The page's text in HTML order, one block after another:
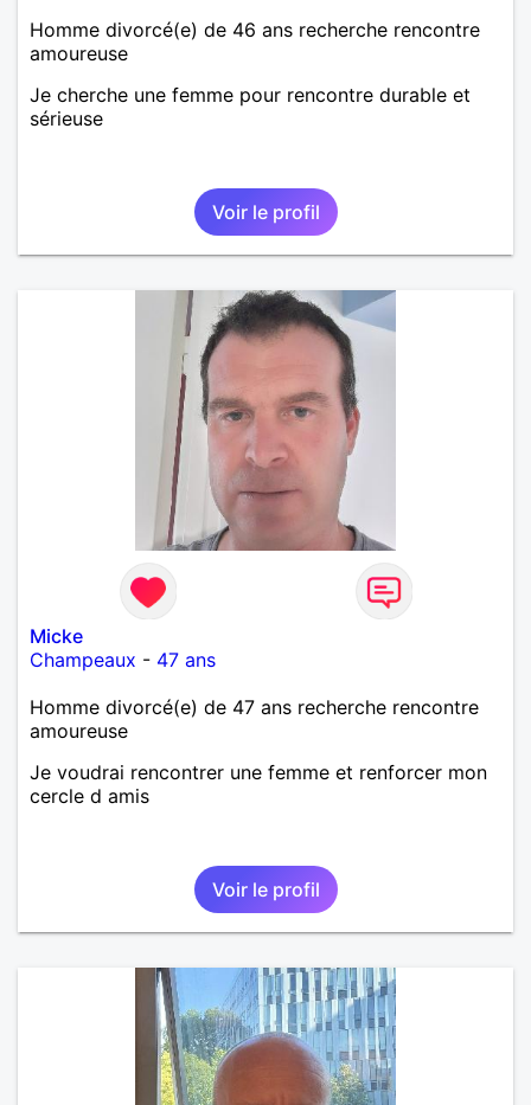
Homme divorcé(e) de 46 ans recherche rencontre
amoureuse
Je cherche une femme pour rencontre durable et
sérieuse
Voir le profil
Micke
Champeaux - 47 ans
Homme divorcé(e) de 47 ans recherche rencontre
amoureuse
Je voudrai rencontrer une femme et renforcer mon
cercle d amis
Voir le profil